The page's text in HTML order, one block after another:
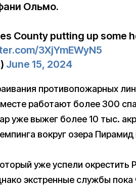
Ольмо.
County putting up some
3XjYmEWyN5
June 15, 2024
противопожарных
работают более 300
уже выжег более 10 тыс.
вокруг озера Пирамид
уже успели окрестить
экстренные службы пока